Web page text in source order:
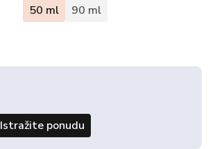
Istražite ponudu
50 ml 90 ml